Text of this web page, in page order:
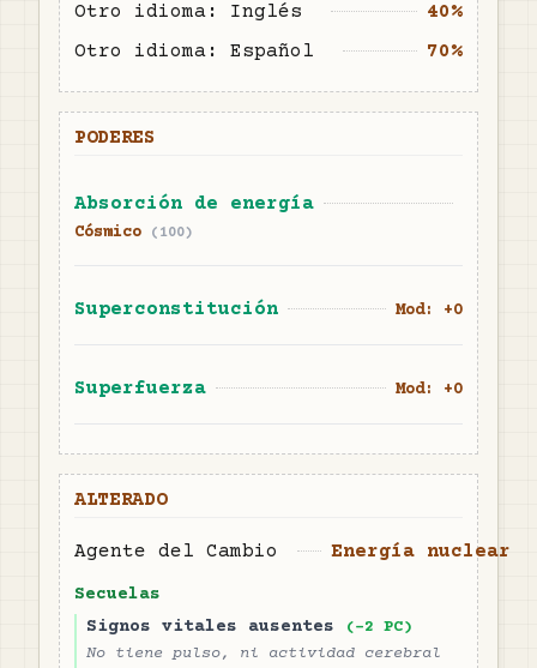
Otro idioma: Inglés
40%
Otro idioma: Español
70%
PODERES
Absorción de energía
Cósmico ( 100)
Superconstitución Mod: +0
Superfuerza Mod: +0
ALTERADO
Agente del Cambio Energía nuclear
Secuelas
Signos vitales ausentes
(-2 PC)
No tiene pulso, ni actividad cerebral